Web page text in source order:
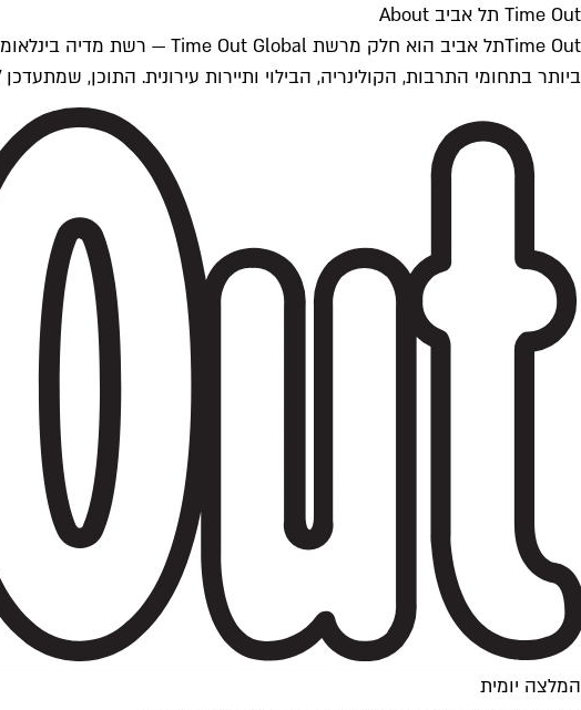
Time Out תל אביב About
ביותר בתחומי התרבות, הקולינריה, הבילוי ותיירות עירונית. התוכן, שמתעדכן 24/7, נכתב ונערך על ידי צוות עיתונאים מקצועי מקומי בישראל, בהתאם לסטנדרטים של Time Out העולמית.
המלצה יומית